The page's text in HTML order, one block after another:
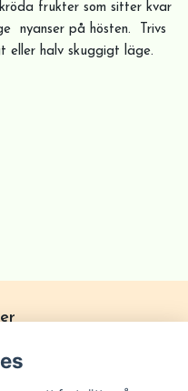
frukter som sitter kvar
nyanser på hösten. Trivs
eller halv skuggigt läge.